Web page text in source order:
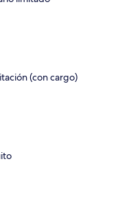
(con cargo)